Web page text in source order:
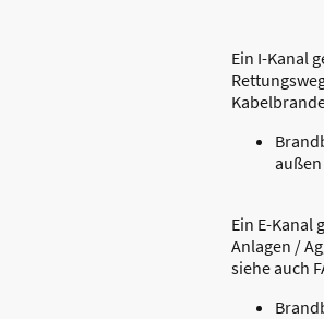
Ein I-Kanal
außen
Ein E-Kanal
Anlagen /
siehe auch